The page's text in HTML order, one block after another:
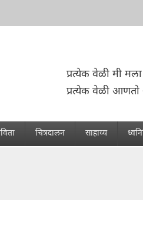
प्रत्येक वेळी मी
प्रत्येक वेळी
चित्रदालन साहाय्य